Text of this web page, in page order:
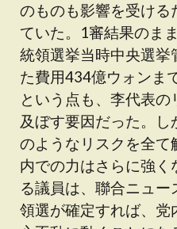
のものも影響を受ける
ていた。1審結果のま
統領選挙当時中央選
た費用434億ウォンま
という点も、李代表
及ぼす要因だった。し
のようなリスクを全て
内での力はさらに強
る議員は、聯合ニュ
領選が確定すれば、党